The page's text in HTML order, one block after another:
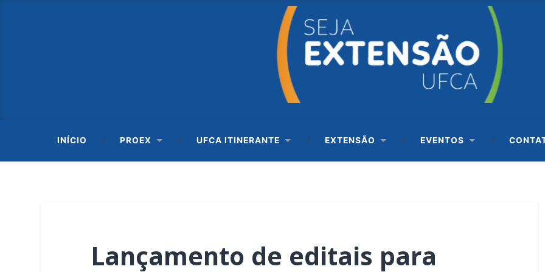
INÍCIO PROEX UFCA ITINERANTE EXTENSÃO EVENTOS
Lançamento de editais para